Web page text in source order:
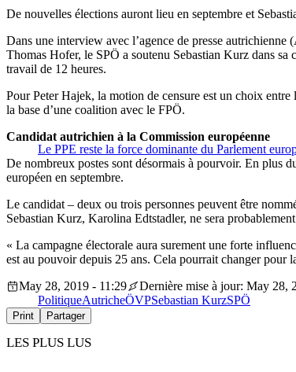
De nouvelles élections auront lieu en septembre et
Dans une interview avec l’agence de presse
Thomas Hofer, le SPÖ a soutenu Sebastian Kurz dans sa
travail de 12 heures.
Pour Peter Hajek, la motion de censure est un choix
la base d’une coalition avec le FPÖ.
Le PPE reste la force dominante du Parlement
Candidat autrichien à la Commission européenne
De nombreux postes sont désormais à pourvoir. En plus
européen en septembre.
Le candidat – deux ou trois personnes peuvent être
Sebastian Kurz, Karolina Edtstadler, ne sera
« La campagne électorale aura surement une forte
est au pouvoir depuis 25 ans. Cela pourrait changer pour
May 28, 2019 - 11:29
Dernière mise à jour: May 28,
PolitiqueAutricheÖVPSebastian KurzSPÖ
Print Partager
LES PLUS LUS